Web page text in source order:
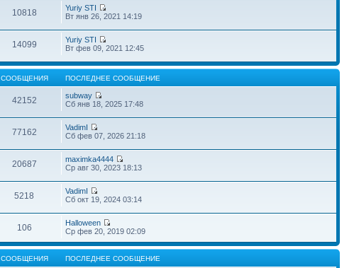
10818
Yuriy STI
Вт янв 26, 2021 14:19
14099
Yuriy STI
Вт фев 09, 2021 12:45
СООБЩЕНИЯ ПОСЛЕДНЕЕ СООБЩЕНИЕ
42152
subway
Сб янв 18, 2025 17:48
77162
VadimI
Сб фев 07, 2026 21:18
20687
maximka4444
Ср авг 30, 2023 18:13
5218
VadimI
Сб окт 19, 2024 03:14
106
Halloween
Ср фев 20, 2019 02:09
СООБЩЕНИЯ ПОСЛЕДНЕЕ СООБЩЕНИЕ